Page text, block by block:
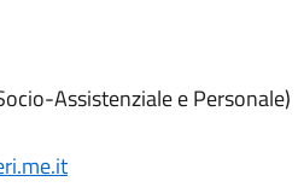
Assistenziale e Personale)